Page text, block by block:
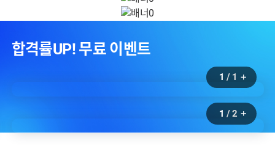
합격률UP! 무료 이벤트
1 / 1
1 /2